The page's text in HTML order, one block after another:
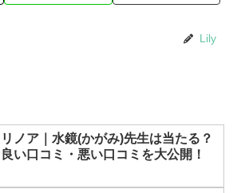
Lily
リノア｜水鏡(かがみ)先生は当たる？
良い口コミ・悪い口コミを大公開！